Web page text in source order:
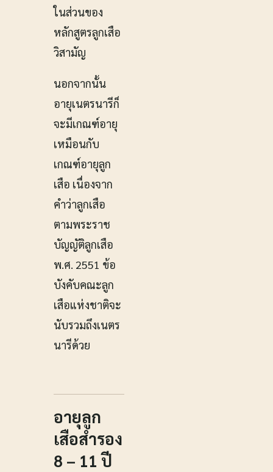
ในส่วนของ
หลักสูตรลูกเสือ
วิสามัญ
นอกจากนั้น
อายุเนตรนารีก็
จะมีเกณฑ์อายุ
เหมือนกับ
เกณฑ์อายุลูก
เสือ เนื่องจาก
คำว่าลูกเสือ
ตามพระราช
บัญญัติลูกเสือ
พ.ศ. 2551 ข้อ
บังคับคณะลูก
เสือแห่งชาติจะ
นับรวมถึงเนตร
นารีด้วย
อายุลูก
เสือสำรอง
8 – 11 ปี